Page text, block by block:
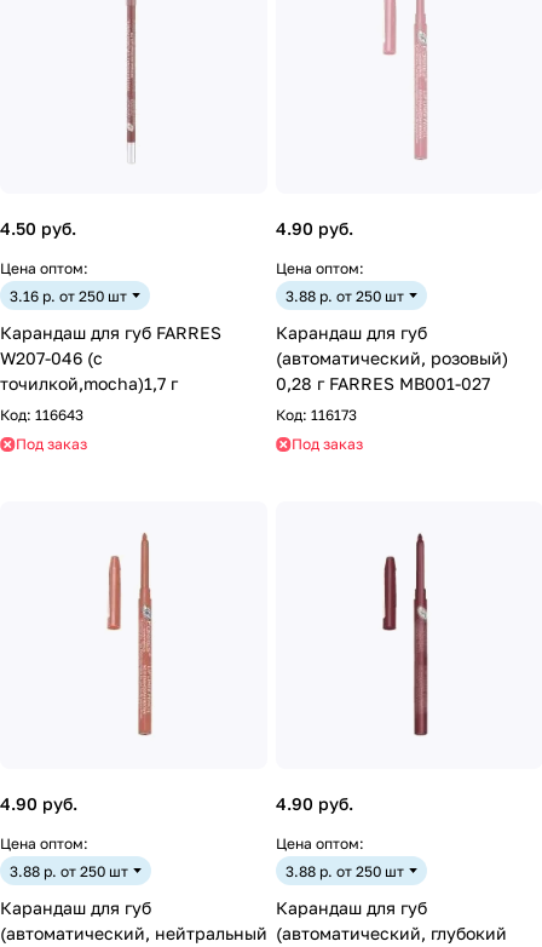
4.50 руб.
Цена оптом:
3.16 р. от 250 шт
Карандаш для губ FARRES
W207-046 (с
точилкой,mocha)1,7 г
Код: 116643
Под заказ
4.90 руб.
Цена оптом:
3.88 р. от 250 шт
Карандаш для губ
(автоматический, розовый)
0,28 г FARRES MB001-027
Код: 116173
Под заказ
4.90 руб.
Цена оптом:
3.88 р. от 250 шт
Карандаш для губ
(автоматический, нейтральный
4.90 руб.
Цена оптом:
3.88 р. от 250 шт
Карандаш для губ
(автоматический, глубокий